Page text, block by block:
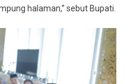
halaman,” sebut Bupati.